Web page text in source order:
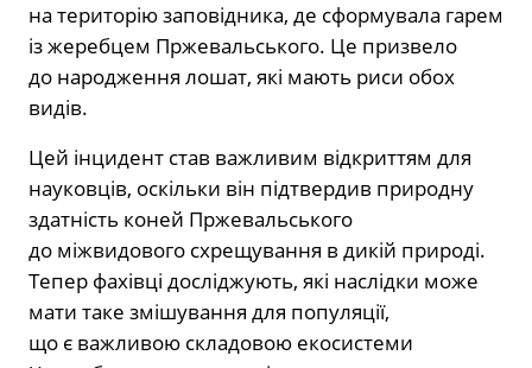
на територію заповідника, де сформувала гарем
із жеребцем Пржевальського. Це призвело
до народження лошат, які мають риси обох
видів.
Цей інцидент став важливим відкриттям для
науковців, оскільки він підтвердив природну
здатність коней Пржевальського
до міжвидового схрещування в дикій природі.
Тепер фахівці досліджують, які наслідки може
мати таке змішування для популяції,
що є важливою складовою екосистеми